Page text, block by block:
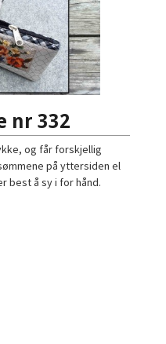
nr 332
og får forskjellig
på yttersiden el
best å sy i for hånd.